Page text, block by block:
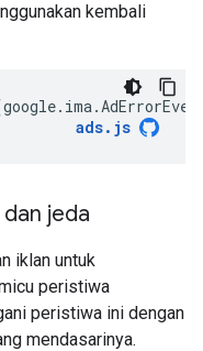
kembali
google. ima.
ads. js
jeda
iklan untuk
peristiwa
peristiwa ini dengan
mendasarinya.